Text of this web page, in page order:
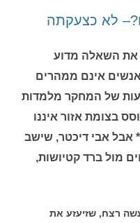
לא כצעקתה
את השאלה מדוע
אינם ממהרים
של המחקר מלמדות
בצומת אזור איננו
אבל אבי דיכטר, שישב
מול ברד קטיושות,
יורק מעשה רצח, שזיעזע את